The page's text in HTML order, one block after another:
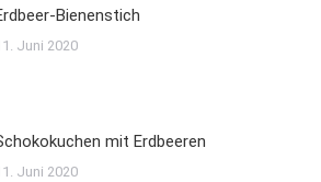
Bienenstich
Juni 2020
mit Erdbeeren
Juni 2020